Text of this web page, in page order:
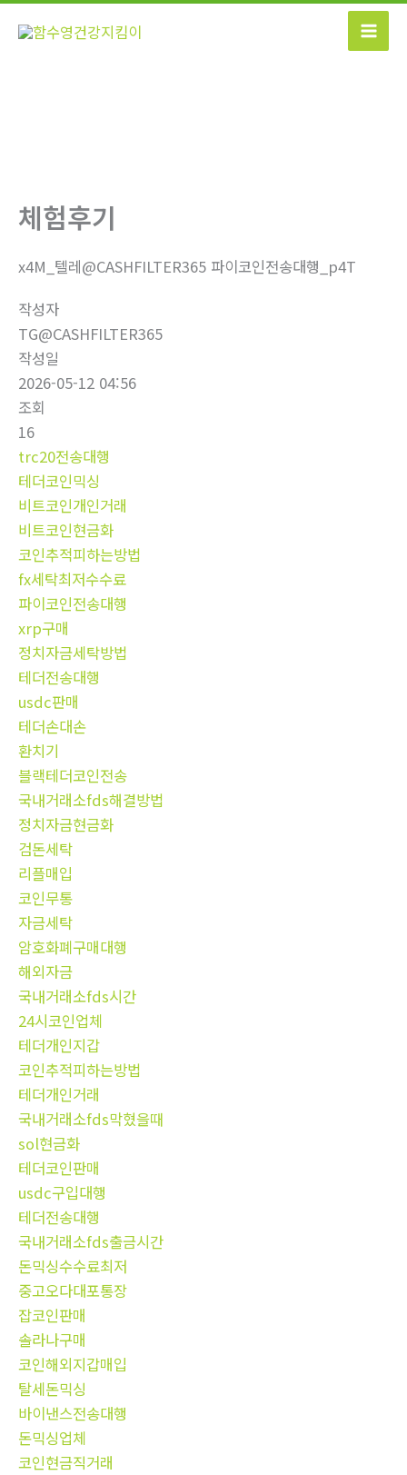
콘
체험후기
x4M_텔레@CASHFILTER365 파이코인전송대행_p4T
작성자
TG@CASHFILTER365
작성일
2026-05-12 04:56
조회
16
trc20전송대행
테더코인믹싱
비트코인개인거래
비트코인현금화
코인추적피하는방법
fx세탁최저수수료
파이코인전송대행
xrp구매
정치자금세탁방법
테더전송대행
usdc판매
테더손대손
환치기
블랙테더코인전송
국내거래소fds해결방법
정치자금현금화
검돈세탁
리플매입
코인무통
자금세탁
암호화폐구매대행
해외자금
국내거래소fds시간
24시코인업체
테더개인지갑
코인추적피하는방법
테더개인거래
국내거래소fds막혔을때
sol현금화
테더코인판매
usdc구입대행
테더전송대행
국내거래소fds출금시간
돈믹싱수수료최저
중고오다대포통장
잡코인판매
솔라나구매
코인해외지갑매입
탈세돈믹싱
바이낸스전송대행
돈믹싱업체
코인현금직거래